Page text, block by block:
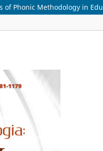
of Phonic Methodology in